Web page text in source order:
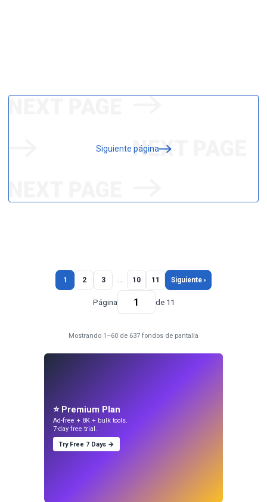
Siguiente página
1 2 3 … 10 11 Siguiente ›
Página de 11
Mostrando 1–60 de 637 fondos de pantalla
⭐ Premium Plan
Ad-free + 8K + bulk tools.
7-day free trial.
Try Free 7 Days →